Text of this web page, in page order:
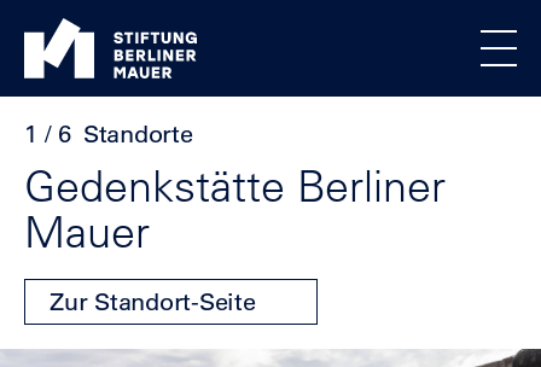
Direkt zum Inhalt
Standortmenu
Show locations
Alle Standorte
Stiftung Berliner Mauer Startseite
Homepage
1 / 6 Standorte
den
Slider
überspringen
Gedenkstätte Berliner
Mauer
Zur Standort-Seite
des
Sliders